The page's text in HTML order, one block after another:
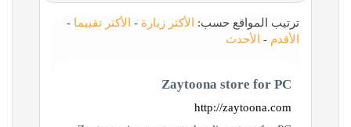
ترتيب المواقع حسب: الأكثر زيارة - الأكثر تقييما -
الأقدم - الأحدث
Zaytoona store for PC
http://zaytoona.com